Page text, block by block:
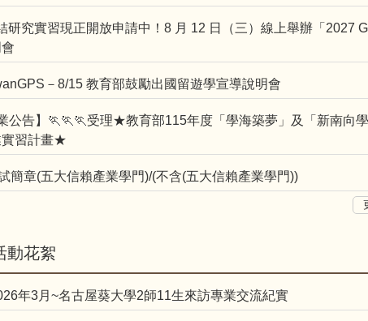
研究實習現正開放申請中！8 月 12 日（三）線上舉辦「2027
－8/15 教育部鼓勵出國留遊學宣導說明會
公告】🏃🏃🏃受理★教育部115年度「學海築夢」及「新南向
實習計畫★
簡章(五大信賴產業學門)/(不含(五大信賴產業學門))
動花絮
年3月~名古屋葵大學2師11生來訪專業交流紀實